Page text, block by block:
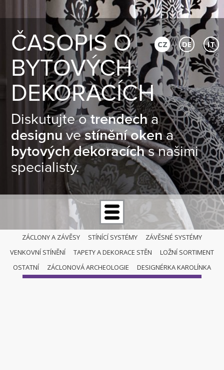
ČASOPIS O
BYTOVÝCH
DEKORACÍCH
Diskutujte otrendecha
designuvestínění okena
bytových dekoracíchs našimi
specialisty.
CZ DE IT
ZÁCLONY A ZÁVĚSY STÍNÍCÍ SYSTÉMY
ZÁVĚSNÉ SYSTÉMY
VENKOVNÍ STÍNĚNÍ
TAPETY A DEKORACE STĚN
LOŽNÍ SORTIMENT
OSTATNÍ
ZÁCLONOVÁ ARCHEOLOGIE DESIGNÉRKA KAROLÍNKA
ZÁCLONY A ZÁVĚSY